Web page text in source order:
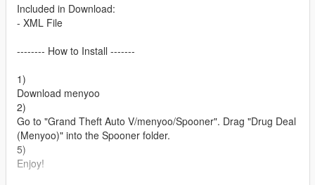
Included in Download:
- XML File
-------- How to Install -------
1)
Download menyoo
2)
Go to "Grand Theft Auto V/menyoo/Spooner". Drag "Drug Deal
(Menyoo)" into the Spooner folder.
5)
Enjoy!